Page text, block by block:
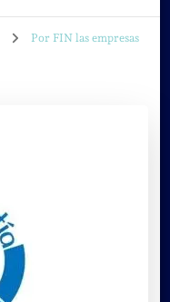
Por FIN las empresas